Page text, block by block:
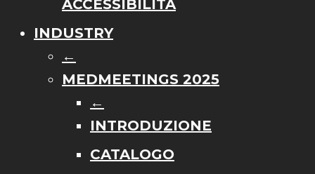
ACCESSIBILITÀ
INDUSTRY
←
MEDMEETINGS 2025
←
INTRODUZIONE
CATALOGO